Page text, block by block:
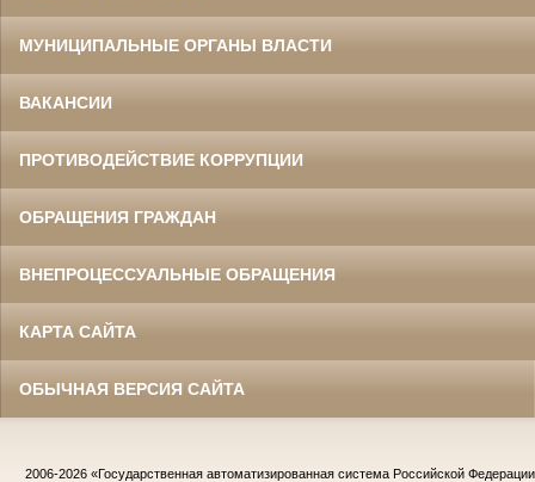
МУНИЦИПАЛЬНЫЕ ОРГАНЫ ВЛАСТИ
ВАКАНСИИ
ПРОТИВОДЕЙСТВИЕ КОРРУПЦИИ
ОБРАЩЕНИЯ ГРАЖДАН
ВНЕПРОЦЕССУАЛЬНЫЕ ОБРАЩЕНИЯ
КАРТА САЙТА
ОБЫЧНАЯ ВЕРСИЯ САЙТА
2006-2026 «Государственная автоматизированная система Российской